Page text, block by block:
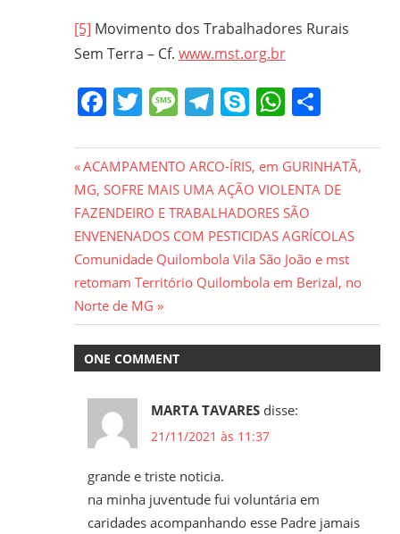
[5] Movimento dos Trabalhadores Rurais
Sem Terra – Cf. www.mst.org.br
Facebook
Twitter
Message
Telegram
SkypeShare
Navegação
de
Post
Previous
Post:
ACAMPAMENTO ARCO-ÍRIS, em GURINHATÃ,
MG, SOFRE MAIS UMA AÇÃO VIOLENTA DE
FAZENDEIRO E TRABALHADORES SÃO
ENVENENADOS COM PESTICIDAS AGRÍCOLAS
Next
Post:
Comunidade Quilombola Vila São João e mst
retomam Território Quilombola em Berizal, no
Norte de MG
ONE COMMENT
MARTA TAVARES disse:
21/11/2021 às 11:37
grande e triste noticia.
na minha juventude fui voluntária em
caridades acompanhando esse Padre jamais